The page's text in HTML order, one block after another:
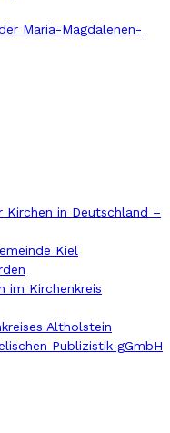
Maria-Magdalenen-
Kirchen in Deutschland –
Kiel
im Kirchenkreis
Altholstein
Publizistik gGmbH